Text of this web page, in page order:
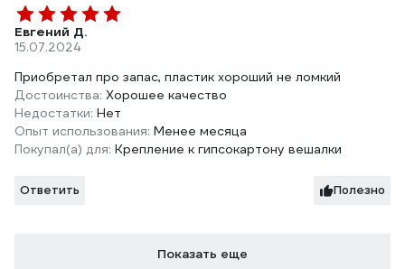
Евгений Д.
15.07.2024
Приобретал про запас, пластик хороший не ломкий
Достоинства: Хорошее качество
Недостатки: Нет
Опыт использования: Менее месяца
Покупал(а) для: Крепление к гипсокартону вешалки
Ответить Полезно
Показать еще